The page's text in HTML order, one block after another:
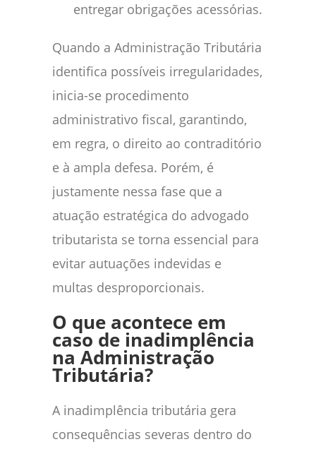
entregar obrigações acessórias.
Quando a Administração Tributária
identifica possíveis irregularidades,
inicia-se procedimento
administrativo fiscal, garantindo,
em regra, o direito ao contraditório
e à ampla defesa. Porém, é
justamente nessa fase que a
atuação estratégica do advogado
tributarista se torna essencial para
evitar autuações indevidas e
multas desproporcionais.
O que acontece em
caso de inadimplência
na Administração
Tributária?
A inadimplência tributária gera
consequências severas dentro do